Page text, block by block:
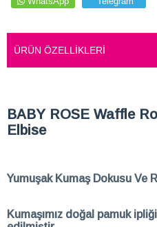
ÜRÜN ÖZELLIKLERI
BABY ROSE Waffle
Elbise
Yumuşak Kumaş Dokusu Ve
Kumaşımız doğal pamuk